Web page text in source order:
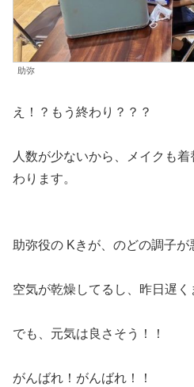
助弥
え！？もう終わり？？？
人数が少ないから、メイクも
わります。
助弥役の Kきが、のどの調子が
空気が乾燥してるし、昨日遅く
でも、元気は良さそう！！
がんばれ！がんばれ！！